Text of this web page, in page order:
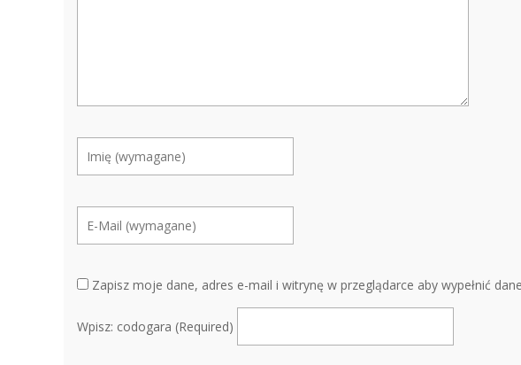
Zapisz moje dane, adres e-mail i witrynę w przeglądarce aby wypełnić
Wpisz: codogara (Required)